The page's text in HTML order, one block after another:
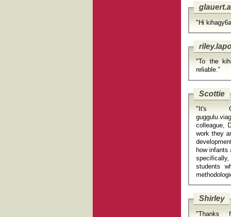
"Hi
"To the
reliable."
Scottie
"It's OK
colleague,
work they
how infants
students
Shirley
"Thanks